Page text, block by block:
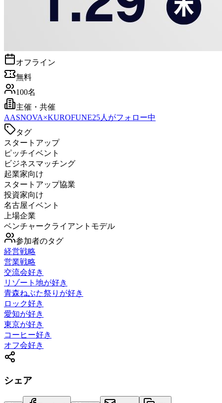
オフライン
無料
100名
主催・共催
AASNOVA×KUROFUNE25人がフォロー中
タグ
スタートアップ
ピッチイベント
ビジネスマッチング
起業家向け
スタートアップ協業
投資家向け
名古屋イベント
上場企業
ベンチャークライアントモデル
参加者のタグ
経営戦略
営業戦略
交流会好き
リゾート地が好き
青森ねぶた祭りが好き
ロック好き
愛知が好き
東京が好き
コーヒー好き
オフ会好き
シェア